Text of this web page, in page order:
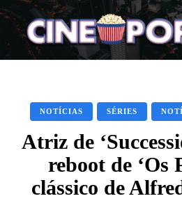
NOTÍCIAS SÉRIES
Atriz de
reboot de ‘Os
clássico de